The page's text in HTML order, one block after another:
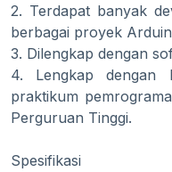
2. Terdapat banyak
berbagai proyek
3. Dilengkap dengan
4. Lengkap dengan
praktikum
Perguruan Tinggi.
Spesifikasi